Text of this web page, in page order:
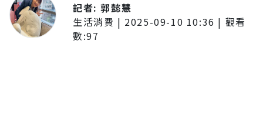
記者:郭懿慧
生活消費 | 2025-09-10 10:36 | 觀看
數:97